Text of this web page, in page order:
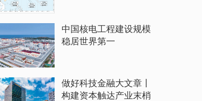
中国核电工程建设规模
稳居世界第一
做好科技金融大文章丨
构建资本触达产业末梢